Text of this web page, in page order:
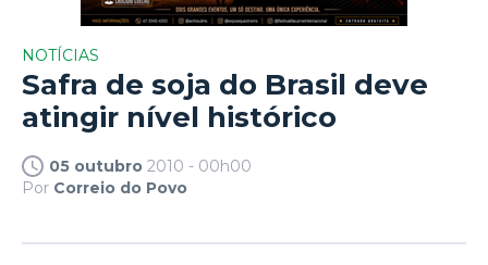
NOTÍCIAS
Safra de soja do Brasil deve
atingir nível histórico
05 outubro 2010 - 00h00
Por Correio do Povo